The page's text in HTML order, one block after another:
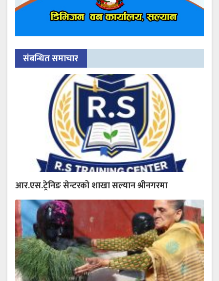
संबन्धित समाचार
आर.एस.ट्रेनिङ सेन्टरको शाखा सल्यान श्रीनगरमा